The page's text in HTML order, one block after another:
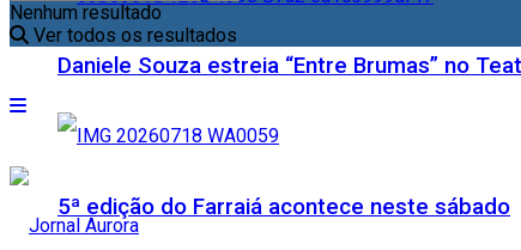
Daniele Souza estreia “Entre Brumas” no
5ª edição do Farraiá acontece neste sábado
Nenhum resultado
Ver todos os resultados